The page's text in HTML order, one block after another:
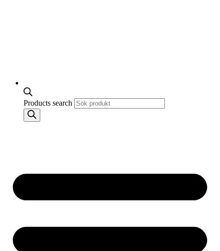
Products search